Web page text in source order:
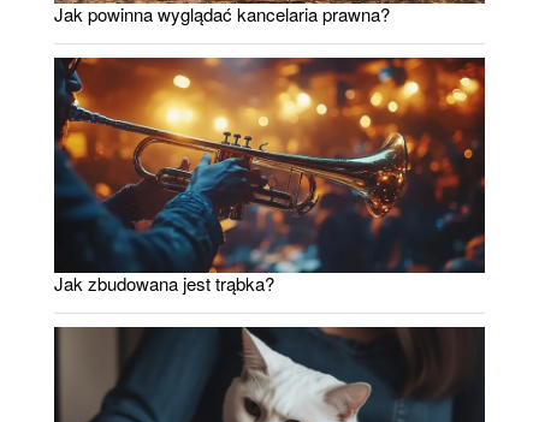
Jak powinna wyglądać kancelaria prawna?
Jak zbudowana jest trąbka?